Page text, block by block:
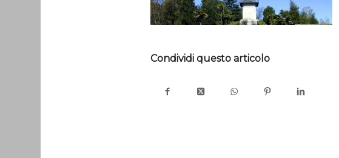
Condividi questo articolo